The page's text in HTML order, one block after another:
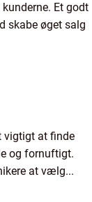
Et godt
skabe øget salg
vigtigt at finde
og fornuftigt.
at vælg...